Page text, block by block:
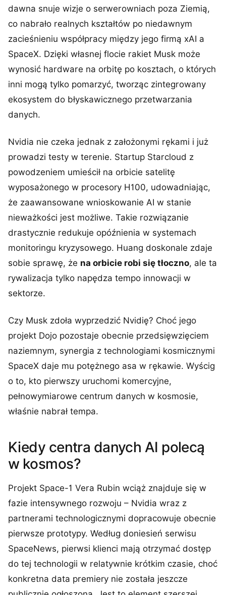
dawna snuje wizje o serwerowniach poza Ziemią,
co nabrało realnych kształtów po niedawnym
zacieśnieniu współpracy między jego firmą xAI a
SpaceX. Dzięki własnej flocie rakiet Musk może
wynosić hardware na orbitę po kosztach, o których
inni mogą tylko pomarzyć, tworząc zintegrowany
ekosystem do błyskawicznego przetwarzania
danych.
Nvidia nie czeka jednak z założonymi rękami i już
prowadzi testy w terenie. Startup Starcloud z
powodzeniem umieścił na orbicie satelitę
wyposażonego w procesory H100, udowadniając,
że zaawansowane wnioskowanie AI w stanie
nieważkości jest możliwe. Takie rozwiązanie
drastycznie redukuje opóźnienia w systemach
monitoringu kryzysowego. Huang doskonale zdaje
sobie sprawę, że na orbicie robi się tłoczno, ale ta
rywalizacja tylko napędza tempo innowacji w
sektorze.
Czy Musk zdoła wyprzedzić Nvidię? Choć jego
projekt Dojo pozostaje obecnie przedsięwzięciem
naziemnym, synergia z technologiami kosmicznymi
SpaceX daje mu potężnego asa w rękawie. Wyścig
o to, kto pierwszy uruchomi komercyjne,
pełnowymiarowe centrum danych w kosmosie,
właśnie nabrał tempa.
Kiedy centra danych AI polecą
w kosmos?
Projekt Space-1 Vera Rubin wciąż znajduje się w
fazie intensywnego rozwoju – Nvidia wraz z
partnerami technologicznymi dopracowuje obecnie
pierwsze prototypy. Według doniesień serwisu
SpaceNews, pierwsi klienci mają otrzymać dostęp
do tej technologii w relatywnie krótkim czasie, choć
konkretna data premiery nie została jeszcze